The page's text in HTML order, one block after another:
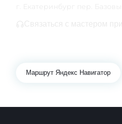
Маршрут Яндекс Навигатор